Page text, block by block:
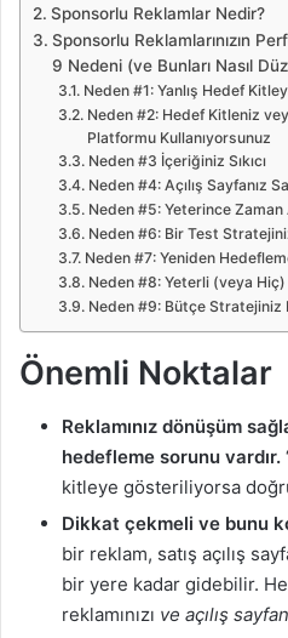
Sponsorlu Reklamlar Nedir?
Sponsorlu Reklamlarınızın
9 Nedeni (ve Bunları Nasıl
Neden #1: Yanlış Hedef
Neden #2: Hedef Kitleniz
Platformu Kullanıyorsunuz
Neden #3 İçeriğiniz Sıkıcı
Neden #4: Açılış Sayfanız
Neden #5: Yeterince Zaman
Neden #6: Bir Test
Neden #7: Yeniden
Neden #8: Yeterli (veya
Neden #9: Bütçe Stratejiniz
Önemli Noktalar
Reklamınız dönüşüm
hedefleme sorunu vardır.
kitleye gösteriliyorsa
Dikkat çekmeli ve bunu
bir reklam, satış açılış
bir yere kadar gidebilir.
reklamınızı ve açılış